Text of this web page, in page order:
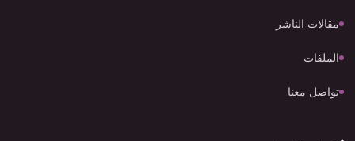
مقالات الناشر
الملفات
تواصل معنا